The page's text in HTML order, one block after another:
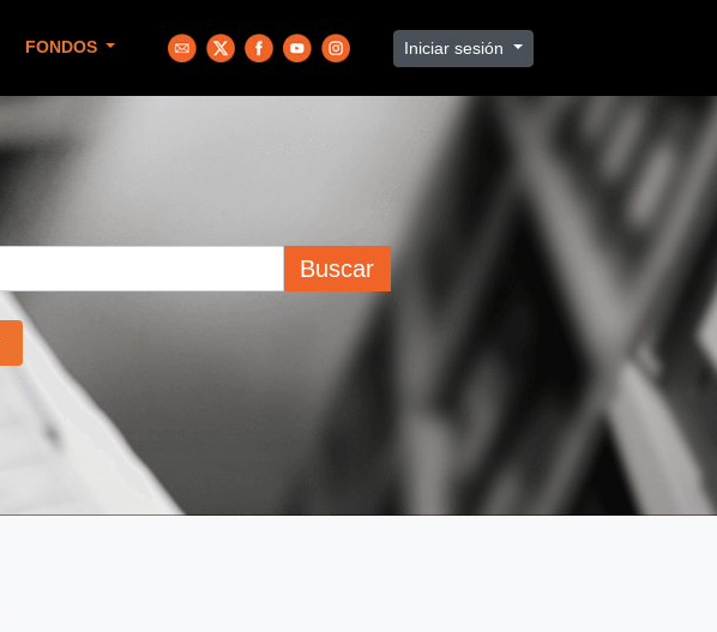
FONDOS Iniciar sesión
Buscar